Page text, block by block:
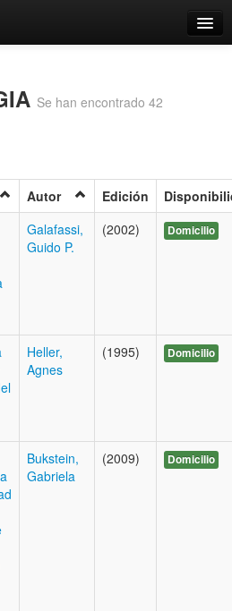
Se han encontrado 42
Autor Edición
Galafassi,
Guido P.
(2002) Domicilio
Heller,
Agnes
(1995) Domicilio
Bukstein,
Gabriela
(2009) Domicilio